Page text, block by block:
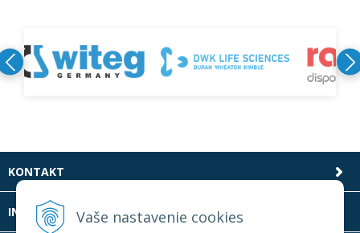
Vaše nastavenie cookies
KONTAKT
INFOLINKA